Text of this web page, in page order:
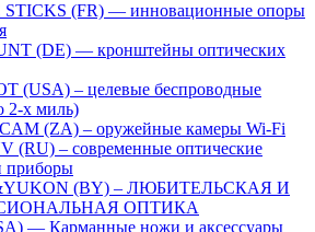
STICKS (FR) — инновационные опоры
(DE) — кронштейны оптических
(USA) – целевые беспроводные
2-х миль)
(ZA) – оружейные камеры Wi-Fi
(RU) – современные оптические
приборы
(BY) – ЛЮБИТЕЛЬСКАЯ И
ОПТИКА
— Карманные ножи и аксессуары